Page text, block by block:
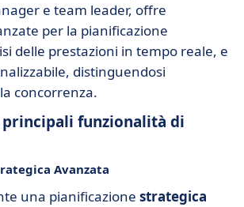
e team leader, offre
per la pianificazione
delle prestazioni in tempo reale, e
distinguendosi
concorrenza.
principali funzionalità di
Avanzata
una pianificazione strategica